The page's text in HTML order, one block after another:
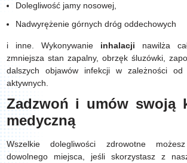
Dolegliwość jamy nosowej,
Nadwyrężenie górnych dróg oddechowych
i inne. Wykonywanie inhalacji nawilża
zmniejsza stan zapalny, obrzęk śluzówki,
dalszych objawów infekcji w zależności od
aktywnych.
Zadzwoń i umów swoją
medyczną
Wszelkie dolegliwości zdrowotne
dowolnego miejsca, jeśli skorzystasz z